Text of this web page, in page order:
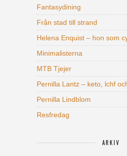
Fantasydining
Från stad till strand
Helena Enquist – hon som
Minimalisterna
MTB Tjejer
Pernilla Lantz – keto, lchf
Pernilla Lindblom
Resfredag
ARKIV